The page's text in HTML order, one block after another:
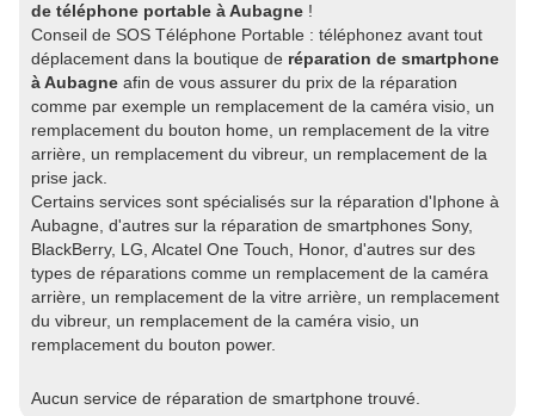
de téléphone portable à Aubagne !
Conseil de SOS Téléphone Portable : téléphonez avant tout
déplacement dans la boutique de réparation de smartphone
à Aubagne afin de vous assurer du prix de la réparation
comme par exemple un remplacement de la caméra visio, un
remplacement du bouton home, un remplacement de la vitre
arrière, un remplacement du vibreur, un remplacement de la
prise jack.
Certains services sont spécialisés sur la réparation d'Iphone à
Aubagne, d'autres sur la réparation de smartphones Sony,
BlackBerry, LG, Alcatel One Touch, Honor, d'autres sur des
types de réparations comme un remplacement de la caméra
arrière, un remplacement de la vitre arrière, un remplacement
du vibreur, un remplacement de la caméra visio, un
remplacement du bouton power.
Aucun service de réparation de smartphone trouvé.